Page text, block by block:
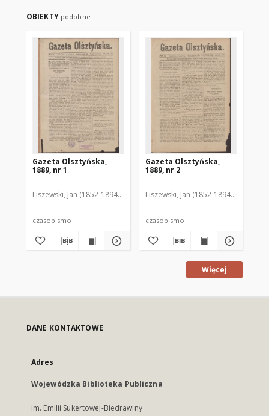
OBIEKTY podobne
Gazeta Olsztyńska,
1889, nr 1
Liszewski, Jan (1852-1894). Red.
czasopismo
Gazeta Olsztyńska,
1889, nr 2
Liszewski, Jan (1852-1894). Red.
czasopismo
Więcej
DANE KONTAKTOWE
Adres
Wojewódzka Biblioteka Publiczna
im. Emilii Sukertowej-Biedrawiny